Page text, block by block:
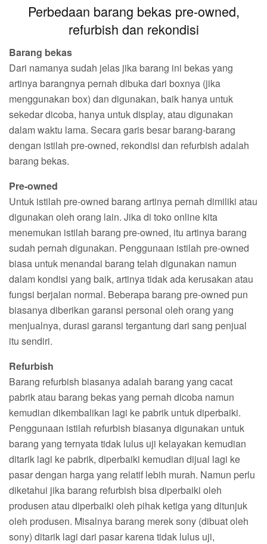
Perbedaan barang bekas pre-owned,
refurbish dan rekondisi
Barang bekas
Dari namanya sudah jelas jika barang ini bekas yang
artinya barangnya pernah dibuka dari boxnya (jika
menggunakan box) dan digunakan, baik hanya untuk
sekedar dicoba, hanya untuk display, atau digunakan
dalam waktu lama. Secara garis besar barang-barang
dengan istilah pre-owned, rekondisi dan refurbish adalah
barang bekas.
Pre-owned
Untuk istilah pre-owned barang artinya pernah dimiliki atau
digunakan oleh orang lain. Jika di toko online kita
menemukan istilah barang pre-owned, itu artinya barang
sudah pernah digunakan. Penggunaan istilah pre-owned
biasa untuk menandai barang telah digunakan namun
dalam kondisi yang baik, artinya tidak ada kerusakan atau
fungsi berjalan normal. Beberapa barang pre-owned pun
biasanya diberikan garansi personal oleh orang yang
menjualnya, durasi garansi tergantung dari sang penjual
itu sendiri.
Refurbish
Barang refurbish biasanya adalah barang yang cacat
pabrik atau barang bekas yang pernah dicoba namun
kemudian dikembalikan lagi ke pabrik untuk diperbaiki.
Penggunaan istilah refurbish biasanya digunakan untuk
barang yang ternyata tidak lulus uji kelayakan kemudian
ditarik lagi ke pabrik, diperbaiki kemudian dijual lagi ke
pasar dengan harga yang relatif lebih murah. Namun perlu
diketahui jika barang refurbish bisa diperbaiki oleh
produsen atau diperbaiki oleh pihak ketiga yang ditunjuk
oleh produsen. Misalnya barang merek sony (dibuat oleh
sony) ditarik lagi dari pasar karena tidak lulus uji,